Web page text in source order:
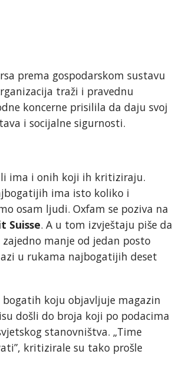
prema gospodarskom sustavu
traži i pravednu
koncerne prisilila da daju svoj
i socijalne sigurnosti.
ima i onih koji ih kritiziraju.
ima isto koliko i
osam ljudi. Oxfam se poziva na
Suisse. A u tom izvještaju piše da
manje od jedan posto
u rukama najbogatijih deset
koju objavljuje magazin
došli do broja koji po podacima
stanovništva. „Time
kritizirale su tako prošle